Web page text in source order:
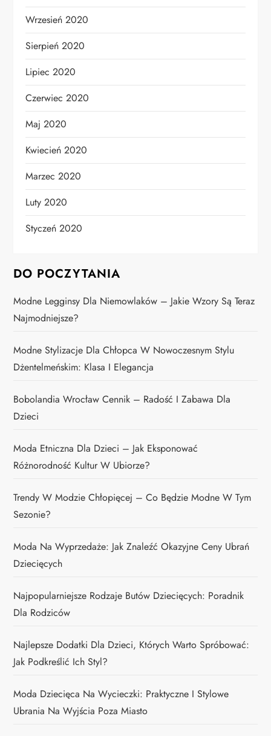
Wrzesień 2020
Sierpień 2020
Lipiec 2020
Czerwiec 2020
Maj 2020
Kwiecień 2020
Marzec 2020
Luty 2020
Styczeń 2020
DO POCZYTANIA
Modne Legginsy Dla Niemowlaków – Jakie Wzory Są Teraz
Najmodniejsze?
Modne Stylizacje Dla Chłopca W Nowoczesnym Stylu
Dżentelmeńskim: Klasa I Elegancja
Bobolandia Wrocław Cennik – Radość I Zabawa Dla
Dzieci
Moda Etniczna Dla Dzieci – Jak Eksponować
Różnorodność Kultur W Ubiorze?
Trendy W Modzie Chłopięcej – Co Będzie Modne W Tym
Sezonie?
Moda Na Wyprzedaże: Jak Znaleźć Okazyjne Ceny Ubrań
Dziecięcych
Najpopularniejsze Rodzaje Butów Dziecięcych: Poradnik
Dla Rodziców
Najlepsze Dodatki Dla Dzieci, Których Warto Spróbować:
Jak Podkreślić Ich Styl?
Moda Dziecięca Na Wycieczki: Praktyczne I Stylowe
Ubrania Na Wyjścia Poza Miasto